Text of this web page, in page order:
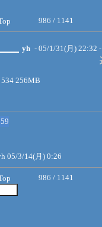
986 / 1141
yh - 05/1/31(月) 22:32 -
256MB
05/3/14(月) 0:26
986 / 1141